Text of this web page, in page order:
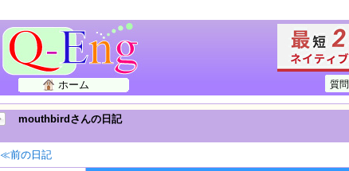
質
ホーム
mouthbirdさんの日記
≪前の日記